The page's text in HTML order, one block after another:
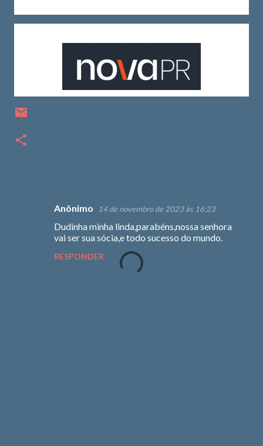
Anônimo 14 de novembro de 2023 às 16:23
Dudinha minha linda,parabéns,nossa senhora
vai ser sua sócia,e todo sucesso do mundo.
RESPONDER